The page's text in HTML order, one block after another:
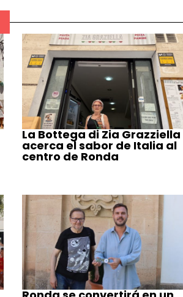
La Bottega di Zia Grazziella
acerca el sabor de Italia al
centro de Ronda